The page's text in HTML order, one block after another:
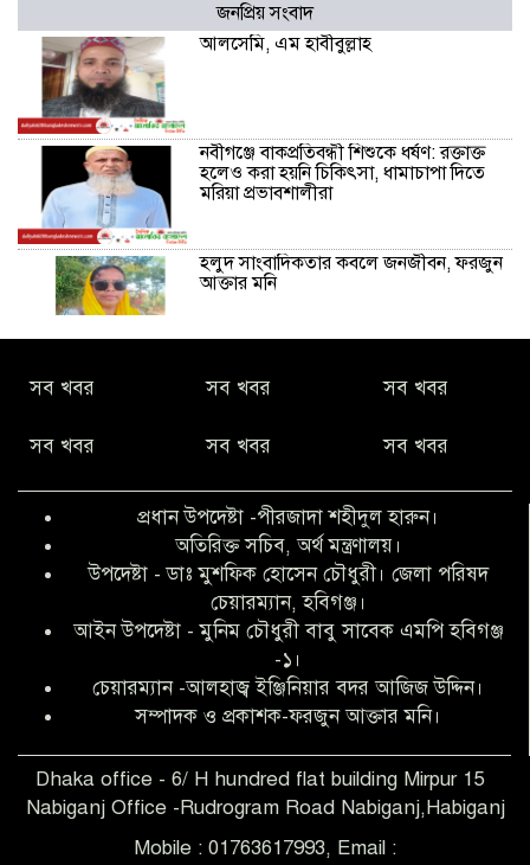
জনপ্রিয় সংবাদ
আলসেমি, এম হাবীবুল্লাহ
নবীগঞ্জে বাকপ্রতিবন্ধী শিশুকে ধর্ষণ: রক্তাক্ত
হলেও করা হয়নি চিকিৎসা, ধামাচাপা দিতে
মরিয়া প্রভাবশালীরা
হলুদ সাংবাদিকতার কবলে জনজীবন, ফরজুন
আক্তার মনি
কিবরিয়া
বৃত্তি পরীক্ষার সুযোগ করে দিলেন প্রধান শিক্ষক
ফারুক মাস্টার
আব্দুল হক তালুকদার ফাউন্ডেশন মানবতার
শিকড় ছুঁই ছুঁই,ফরজুন আক্তার মনি
সিলেট রেঞ্জের শ্রেষ্ঠ ওসি নির্বাচিত হলেন
নবীগঞ্জ থানার ওসি মোনায়েম
‎নবীগঞ্জে এক সাজাপ্রাপ্ত পলাতক আসামি
সব খবর সব খবর সব খবর
সব খবর সব খবর সব খবর
প্রধান উপদেষ্টা -পীরজাদা শহীদুল হারুন।
অতিরিক্ত সচিব, অর্থ মন্ত্রণালয়।
উপদেষ্টা - ডাঃ মুশফিক হোসেন চৌধুরী। জেলা পরিষদ
চেয়ারম্যান, হবিগঞ্জ।
আইন উপদেষ্টা - মুনিম চৌধুরী বাবু সাবেক এমপি হবিগঞ্জ
-১।
চেয়ারম্যান -আলহাজ্ব ইঞ্জিনিয়ার বদর আজিজ উদ্দিন।
সম্পাদক ও প্রকাশক-ফরজুন আক্তার মনি।
Dhaka office - 6/ H hundred flat building Mirpur 15
Nabiganj Office -Rudrogram Road Nabiganj,Habiganj
Mobile : 01763617993, Email :